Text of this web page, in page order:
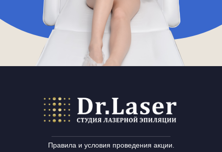
Правила и условия проведения акции.